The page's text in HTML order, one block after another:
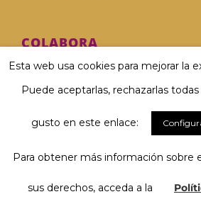
COLABORA
Hazte voluntari@
Hazte donante
Involucra a tu empresa
Deja tu legado solidario
Esta web usa cookies para mejorar la
Puede aceptarlas, rechazarlas
gusto en este enlace:
Para obtener más información sobre
sus derechos, acceda a la
Hablar y ser